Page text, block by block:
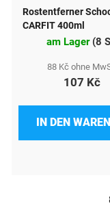
Rostentferner
CARFIT 400ml
am Lager (8
88 Kč ohne
107 Kč
IN DEN